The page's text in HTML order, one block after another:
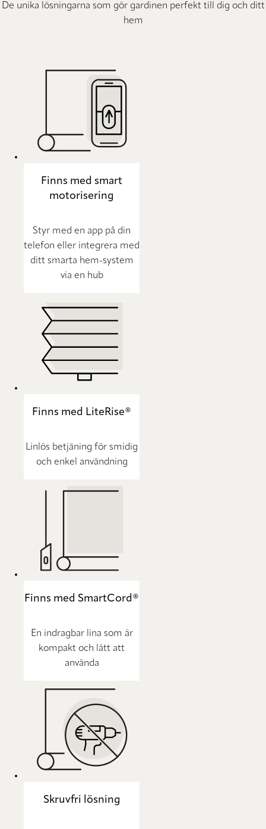
De unika lösningarna som gör gardinen perfekt till dig och ditt
hem
Finns med smart
motorisering
Styr med en app på din
telefon eller integrera med
ditt smarta hem-system
via en hub
Finns med LiteRise®
Linlös betjäning för smidig
och enkel användning
Finns med SmartCord®
En indragbar lina som är
kompakt och lätt att
använda
Skruvfri lösning